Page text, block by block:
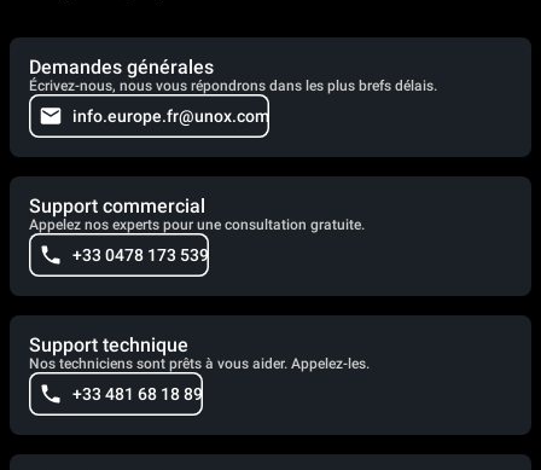
Demandes générales
Écrivez-nous, nous vous répondrons dans les plus brefs délais.
info.europe.fr@unox.com
Support commercial
Appelez nos experts pour une consultation gratuite.
+33 0478 173 539
Support technique
Nos techniciens sont prêts à vous aider. Appelez-les.
+33 481 68 18 89